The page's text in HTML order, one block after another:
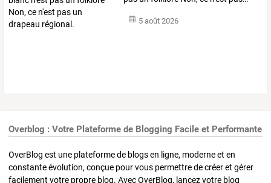
5 août 2026
Overblog : Votre Plateforme de Blogging Facile et Performante
OverBlog est une plateforme de blogs en ligne, moderne et en
constante évolution, conçue pour vous permettre de créer et gérer
facilement votre propre blog. Avec OverBlog, lancez votre blog